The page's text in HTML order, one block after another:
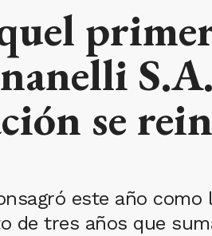
se
este año
de tres años que